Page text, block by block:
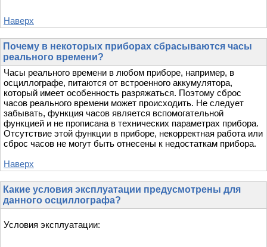
Наверх
Почему в некоторых приборах сбрасываются часы
реального времени?
Часы реального времени в любом приборе, например, в
осциллографе, питаются от встроенного аккумулятора,
который имеет особенность разряжаться. Поэтому сброс
часов реального времени может происходить. Не следует
забывать, функция часов является вспомогательной
функцией и не прописана в технических параметрах прибора.
Отсутствие этой функции в приборе, некорректная работа или
сброс часов не могут быть отнесены к недостаткам прибора.
Наверх
Какие условия эксплуатации предусмотрены для
данного осциллографа?
Условия эксплуатации: